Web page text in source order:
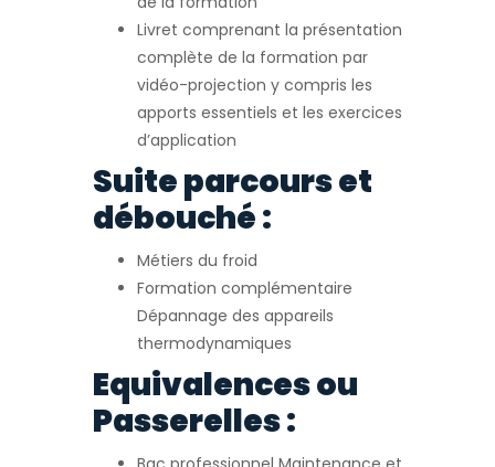
Livret comprenant la présentation
complète de la formation par
vidéo-projection y compris les
apports essentiels et les exercices
d’application
Suite parcours et
débouché :
Métiers du froid
Formation complémentaire
Dépannage des appareils
thermodynamiques
Equivalences ou
Passerelles :